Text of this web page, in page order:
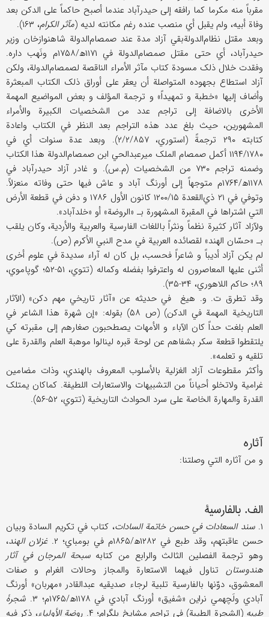
مقرباً منه مکرما کما رافقه إلی حیدرآباد عندما أصبح حاکماً علی الدکن بعد
وفاة أبیه، ولم یقبل أي منصب عنده رغم مکانته لدیه (مآثر الکرام، ۱۶۳).
وبعد مقتل نظام‌الدولةبقي آزاد مدة عند صمصام‌الدولة شاهنوازخان وزیر
حیدرآباد، أي حتی مقتل صمصام‌الدولة في ۱۱۷۱ھ/۱۷۵۸م ونَهب داره.
وفقدت خلال ذلک مسودة کتاب مآثر الأمراء الناقصة لصمصام‌الدولة، ولکن
آزاد استطاع بجهوده المتواصلة أن یعقر علی أوراق ذلک الکتاب المبعثرة
وأضاف إلیها «خطبة و تمهیداً» و ترجمة المؤلف و بعض المواضیع المهمة
الأخری بالاضافة إلی تراجم عدد من الشخصیات الکبیرة والأمراء
المشهورین، حیث بلغ عدد هذه التراجم بعد النظر في الکتاب واعادة
کتابته ۲۹۰ ترجمةً (استوري، ۲/۲/۸۵۷). وبعد عدة سنوات أي في
۱۱۹۴/۱۷۸۰ أکمل صمصام الملک میرعبدالحي ابن صمصام‌الدولة هذا الکتاب
وضمنه تراجم ۷۳۰ من الشخصیات (م.س). و غادر آزاد حیدرآباد في
۱۱۷۸ھ/۱۷۶۴م متوجهاً إلی أورنگ آباد و عاش فیها حتی وفاته منعزلاً.
وتوفي في ۲۱ ذي‌القعدة ۱۲۰۰/۱۵ کانون الأول ۱۷۸۶ و دفن في قطعة الأرض
التي اشتراها في المقبرة المشهورة بـ «الروضة» أو «خلدآباد».
ولآزاد آثار کثیرة نظماً ونثراً باللغات الفارسیة والعربیة والأردیة، وکان یلقب
بـ «حسّان الهند» لقصائده العربیة في مدح النبي الأکرم (ص).
لم یکن آزاد أدیباً و شاعراً فحسب، بل کان له آراء سدیدة في علوم أخری
أثنی علیها المعاصرون له واعترفوا بفضله وکماله (تتوي، ۵۱-۵۲؛ گوپاموي،
۸۹؛ حاکم اللاهوري، ۳۴-۳۵).
وقد تطرق ت. و. هیغ في حدیثه عن «آثار تاریخي مهم دکن» (الآثار
التاریخیة المهمة في الدکن) (ص ۵۸) بقوله: «إن شهرة هذا الشاعر في
العلم بلغت حداً کان الآباء و الأمهات یصطحبون صغارهم إلی مقبرته کي
یلتقطوا قطعة سکر بشفاهم عن لوحة قبره لینالوا موهبة العلم والقدرة علی
تلقیه و تعلمه».
وأکثر مقطوعات آزاد الغزلیة بالأسلوب المعروف بالهندي، وذات مضامین
غرامیة ولاتخلو أحیاناً من التشبیهات والاستعارات اللطیفة. کماکان یمتلک
القدرة والمهارة الخاصة علی سرد الحوادث التاریخیة (تتوي، ۵۲-۵۶).
آثاره
و من آثاره التي وصلتنا:
الف. بالفارسیة
۱. سند السعادات في حسن خاتمة السادات، کتاب في تکریم السادة وبیان
حسن عاقبتهم، وقد طبع في ۱۲۸۲ھ/۱۸۶۵م في بومباي؛ ۲.
غزلان الهند،
وهو ترجمة الفصلین الثالث والرابع من کتابهسبحة المرجان في آثار
هندوستان تناول فیهما الاستعارة والمجاز وحالات الغرام و صفات
المعشوق، دوّنها بالفارسیة تلبیة لرجاء صدیقیه عبدالقادر «مهربان» أورنگ
آبادي ولَچهمي نراین «شفیق» أورنگ آبادي في ۱۱۷۸ھ/۱۷۶۵م؛ ۳.
شجرۀ
طیبه (الشجرة الطیبة) في تراجم مشایخ بلگرام؛ ۴. روضة الأولیاء، ذکر فیه